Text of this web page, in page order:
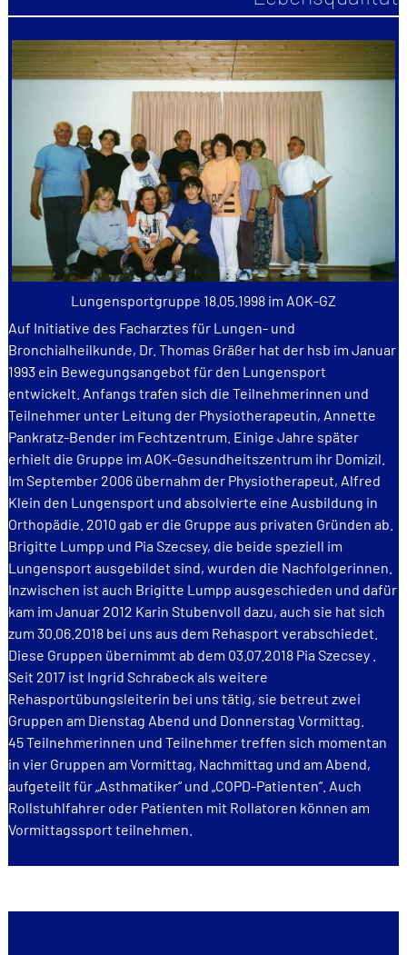
Lungensportgruppe 18.05.1998 im AOK-GZ
Auf Initiative des Facharztes für Lungen- und
Bronchialheilkunde, Dr. Thomas Gräßer hat der hsb im Januar
1993 ein Bewegungsangebot für den Lungensport
entwickelt. Anfangs trafen sich die Teilnehmerinnen und
Teilnehmer unter Leitung der Physiotherapeutin, Annette
Pankratz-Bender im Fechtzentrum. Einige Jahre später
erhielt die Gruppe im AOK-Gesundheitszentrum ihr Domizil.
Im September 2006 übernahm der Physiotherapeut, Alfred
Klein den Lungensport und absolvierte eine Ausbildung in
Orthopädie. 2010 gab er die Gruppe aus privaten Gründen ab.
Brigitte Lumpp und Pia Szecsey, die beide speziell im
Lungensport ausgebildet sind, wurden die Nachfolgerinnen.
Inzwischen ist auch Brigitte Lumpp ausgeschieden und dafür
kam im Januar 2012 Karin Stubenvoll dazu, auch sie hat sich
zum 30.06.2018 bei uns aus dem Rehasport verabschiedet.
Diese Gruppen übernimmt ab dem 03.07.2018 Pia Szecsey .
Seit 2017 ist Ingrid Schrabeck als weitere
Rehasportübungsleiterin bei uns tätig, sie betreut zwei
Gruppen am Dienstag Abend und Donnerstag Vormittag.
45 Teilnehmerinnen und Teilnehmer treffen sich momentan
in vier Gruppen am Vormittag, Nachmittag und am Abend,
aufgeteilt für „Asthmatiker“ und „COPD-Patienten“. Auch
Rollstuhlfahrer oder Patienten mit Rollatoren können am
Vormittagssport teilnehmen.